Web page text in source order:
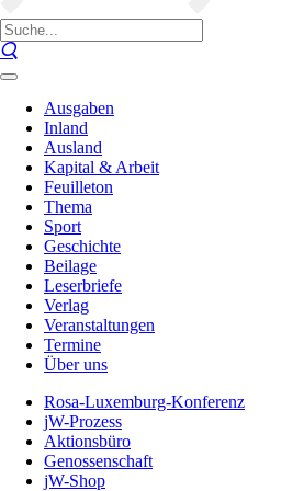
Ausgaben
Inland
Ausland
Kapital & Arbeit
Feuilleton
Thema
Sport
Geschichte
Beilage
Leserbriefe
Verlag
Veranstaltungen
Termine
Über uns
Rosa-Luxemburg-Konferenz
jW-Prozess
Aktionsbüro
Genossenschaft
jW-Shop